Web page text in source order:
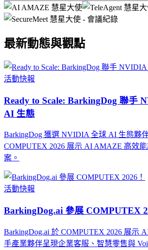
最新動態與觀點
活動快報
Ready to Scale: BarkingDog 聯手
AI 生態
BarkingDog 獲選 NVIDIA 全球 AI 生態夥
COMPUTEX 2026 展示 AI AMAZE 高效
案。
活動快報
BarkingDog.ai 參展 COMPUTEX
BarkingDog.ai 於 COMPUTEX 2026 展示
手產業夥伴呈現企業客服、智慧零售與